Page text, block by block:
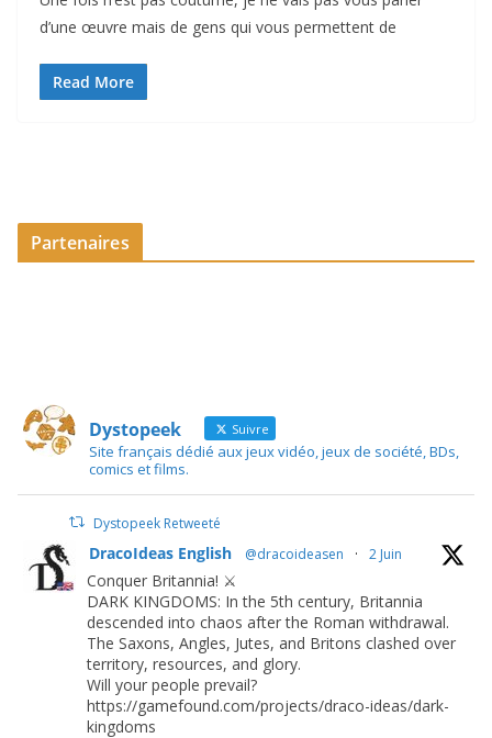
d’une œuvre mais de gens qui vous permettent de
Read More
Partenaires
Dystopeek Suivre
Site français dédié aux jeux vidéo, jeux de société, BDs,
comics et films.
Dystopeek Retweeté
DracoIdeas English @dracoideasen · 2 Juin
Conquer Britannia! ⚔️
DARK KINGDOMS: In the 5th century, Britannia
descended into chaos after the Roman withdrawal.
The Saxons, Angles, Jutes, and Britons clashed over
territory, resources, and glory.
Will your people prevail?
https://gamefound.com/projects/draco-ideas/dark-
kingdoms